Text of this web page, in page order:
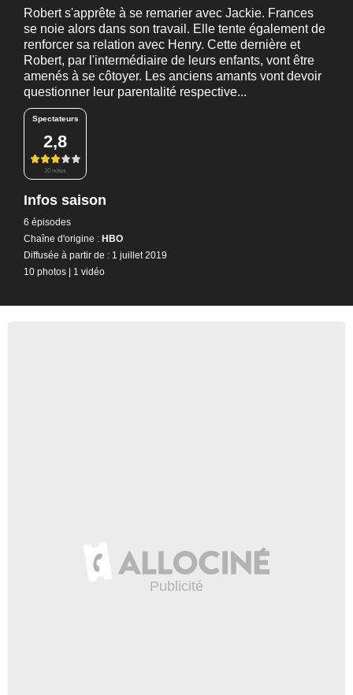
Robert s'apprête à se remarier avec Jackie. Frances
se noie alors dans son travail. Elle tente également de
renforcer sa relation avec Henry. Cette dernière et
Robert, par l'intermédiaire de leurs enfants, vont être
amenés à se côtoyer. Les anciens amants vont devoir
questionner leur parentalité respective...
Spectateurs
2,8
10 notes
Infos saison
6 épisodes
Chaîne d'origine : HBO
Diffusée à partir de : 1 juillet 2019
10 photos | 1 vidéo